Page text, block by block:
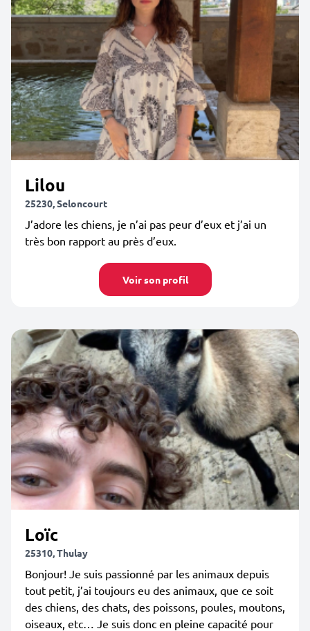
Lilou
25230, Seloncourt
J’adore les chiens, je n’ai pas peur d’eux et j’ai un
très bon rapport au près d’eux.
Voir son profil
Loïc
25310, Thulay
Bonjour! Je suis passionné par les animaux depuis
tout petit, j’ai toujours eu des animaux, que ce soit
des chiens, des chats, des poissons, poules, moutons,
oiseaux, etc… Je suis donc en pleine capacité pour